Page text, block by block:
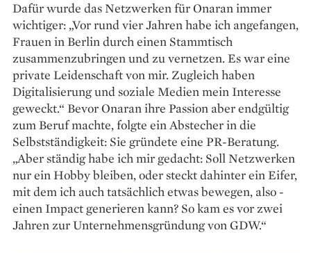
Dafür wurde das Netzwerken für Onaran immer
wichtiger: „Vor rund vier Jahren habe ich angefangen,
Frauen in Berlin durch ­einen Stammtisch
zusammenzubringen und zu vernetzen. Es war eine
private Leidenschaft von mir. Zugleich haben
Digitalisierung und ­soziale Medien mein Inter­esse
geweckt.“ Bevor Onaran ihre Passion aber ­endgültig
zum Beruf machte, folgte ein Abstecher in die
Selbstständigkeit: Sie gründete eine PR-Beratung.
„Aber ständig habe ich mir gedacht: Soll Netzwerken
nur ein Hobby bleiben, oder steckt dahinter ein Eifer,
mit dem ich auch tatsächlich etwas bewegen, also ­
einen Impact generieren kann? So kam es vor zwei
Jahren zur Unternehmensgründung von GDW.“